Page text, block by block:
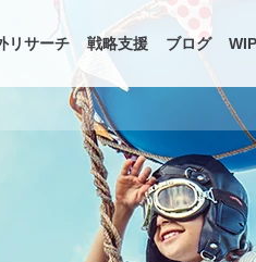
リサーチ 戦略支援 ブログ